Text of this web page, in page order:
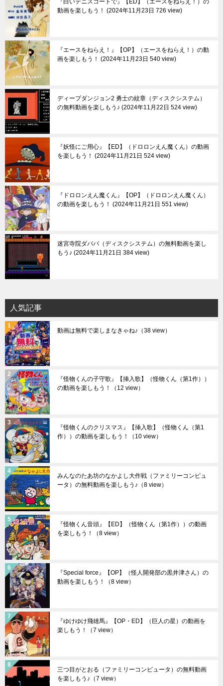
『白いテニスコートで』【ED】（エースをねらえ！）の
動画を楽しもう！
2024年11月23日 726 view
『エースをねらえ！』【OP】（エースをねらえ！）の動
画を楽しもう！
2024年11月23日 540 view
ディープダンジョン2 勇士の紋章（ディスクシステム）
の無料動画を楽しもう♪ 2024年11月22日 524 view
『妖怪にご用心』【ED】（ドロロンえん魔くん）の動画
を楽しもう！
2024年11月21日 524 view
『ドロロンえん魔くん』【OP】（ドロロンえん魔くん）
の動画を楽しもう！
2024年11月21日 551 view
迷宮寺院ダババ（ディスクシステム）の無料動画を楽し
もう♪ 2024年11月21日 384 view
人気記事
動画は無料で楽しまなきゃね♪ （38 view）
『怪物くんの子守歌』【挿入歌】（怪物くん（第1作））
の動画を楽しもう！
（12 view）
『怪物くんのクリスマス』【挿入歌】（怪物くん（第1
作））の動画を楽しもう！
（10 view）
みんなのたあ坊のなかよし大作戦（ファミリーコンピュ
ータ）の無料動画を楽しもう♪ （8 view）
『怪物くん音頭』【ED】（怪物くん（第1作））の動画
を楽しもう！
（8 view）
『Special force』【OP】（怪人開発部の黒井津さん）の
動画を楽しもう！
（8 view）
『ゆけゆけ飛雄馬』【OP・ED】（巨人の星）の動画を
楽しもう！
（7 view）
三つ目がとおる（ファミリーコンピュータ）の無料動画
を楽しもう♪ （7 view）